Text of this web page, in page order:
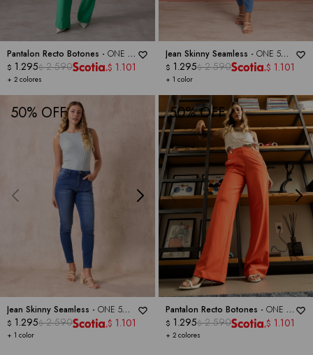
Pantalon Recto Botones - ONE 5
ONE
+ 2 colores
$ 1.295$ 2.590 $ 1.101
Jean Skinny Seamless - ONE 5
ONE
+ 1 color
$ 1.295$ 2.590 $ 1.101
50
Jean Skinny Seamless - ONE 5
ONE
+ 1 color
$ 1.295$ 2.590 $ 1.101
50
Pantalon Recto Botones - ONE 5
ONE
+ 2 colores
$ 1.295$ 2.590 $ 1.101